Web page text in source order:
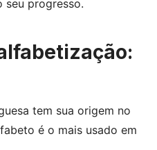
seu progresso.
tem sua origem no
é o mais usado em